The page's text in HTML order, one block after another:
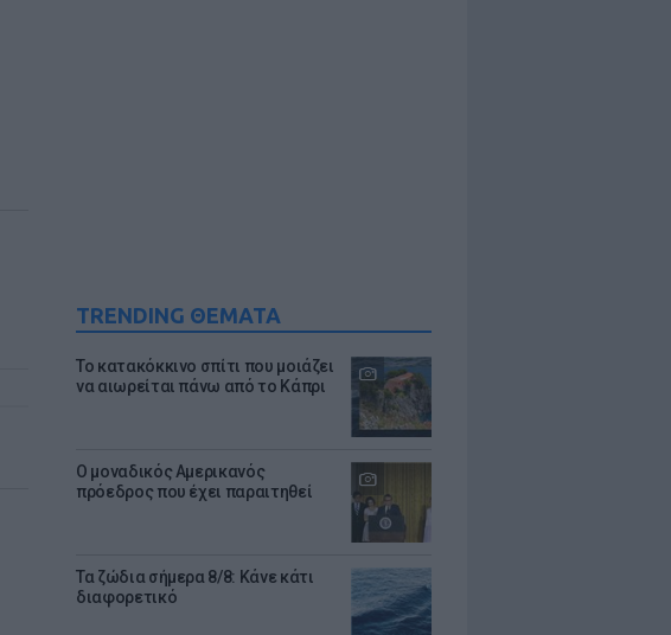
TRENDING ΘΕΜΑΤΑ
Το κατακόκκινο σπίτι που μοιάζει
να αιωρείται πάνω από το Κάπρι
Ο μοναδικός Αμερικανός
πρόεδρος που έχει παραιτηθεί
Τα ζώδια σήμερα 8/8: Κάνε κάτι
διαφορετικό